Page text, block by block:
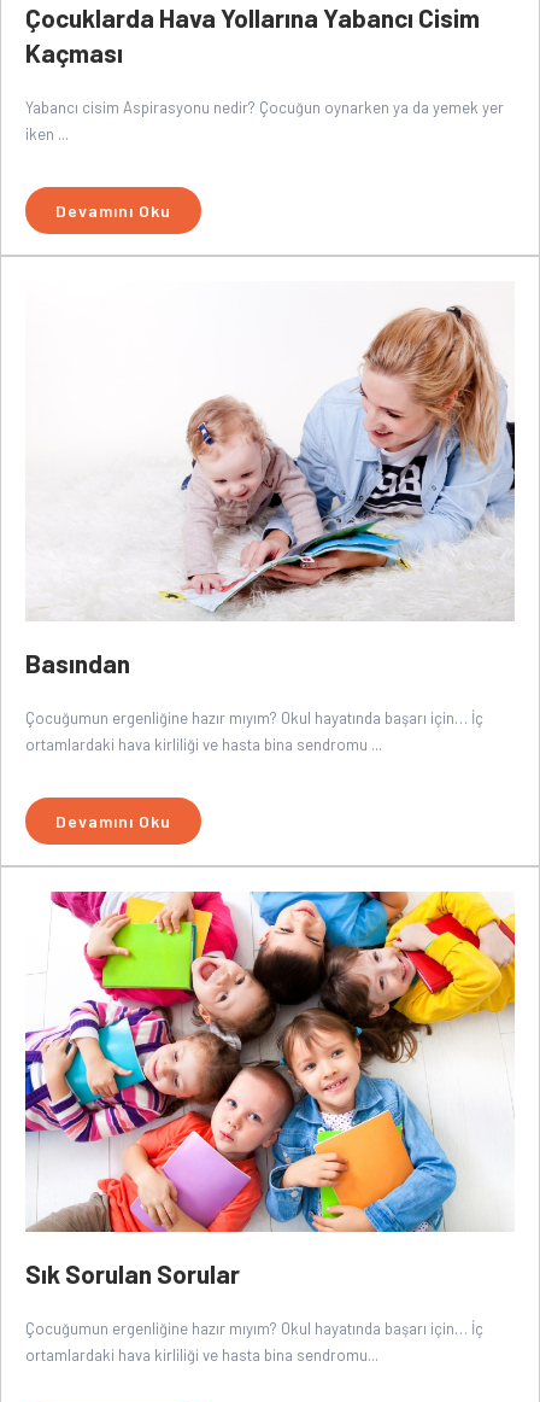
Çocuklarda Hava Yollarına Yabancı Cisim
Kaçması
Yabancı cisim Aspirasyonu nedir? Çocuğun oynarken ya da yemek yer
iken ...
Devamını Oku
Basından
Çocuğumun ergenliğine hazır mıyım? Okul hayatında başarı için… İç
ortamlardaki hava kirliliği ve hasta bina sendromu ...
Devamını Oku
Sık Sorulan Sorular
Çocuğumun ergenliğine hazır mıyım? Okul hayatında başarı için… İç
ortamlardaki hava kirliliği ve hasta bina sendromu...